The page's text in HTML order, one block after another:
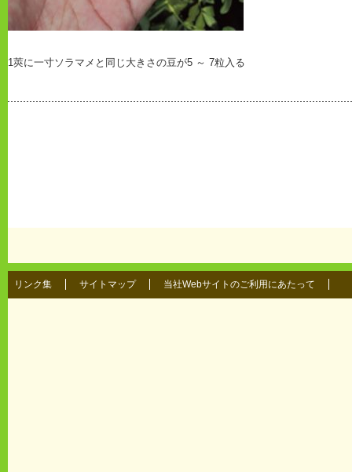
1莢に一寸ソラマメと同じ大きさの豆が5 ～ 7粒入る
リンク集 サイトマップ 当社Webサイトのご利用にあたって